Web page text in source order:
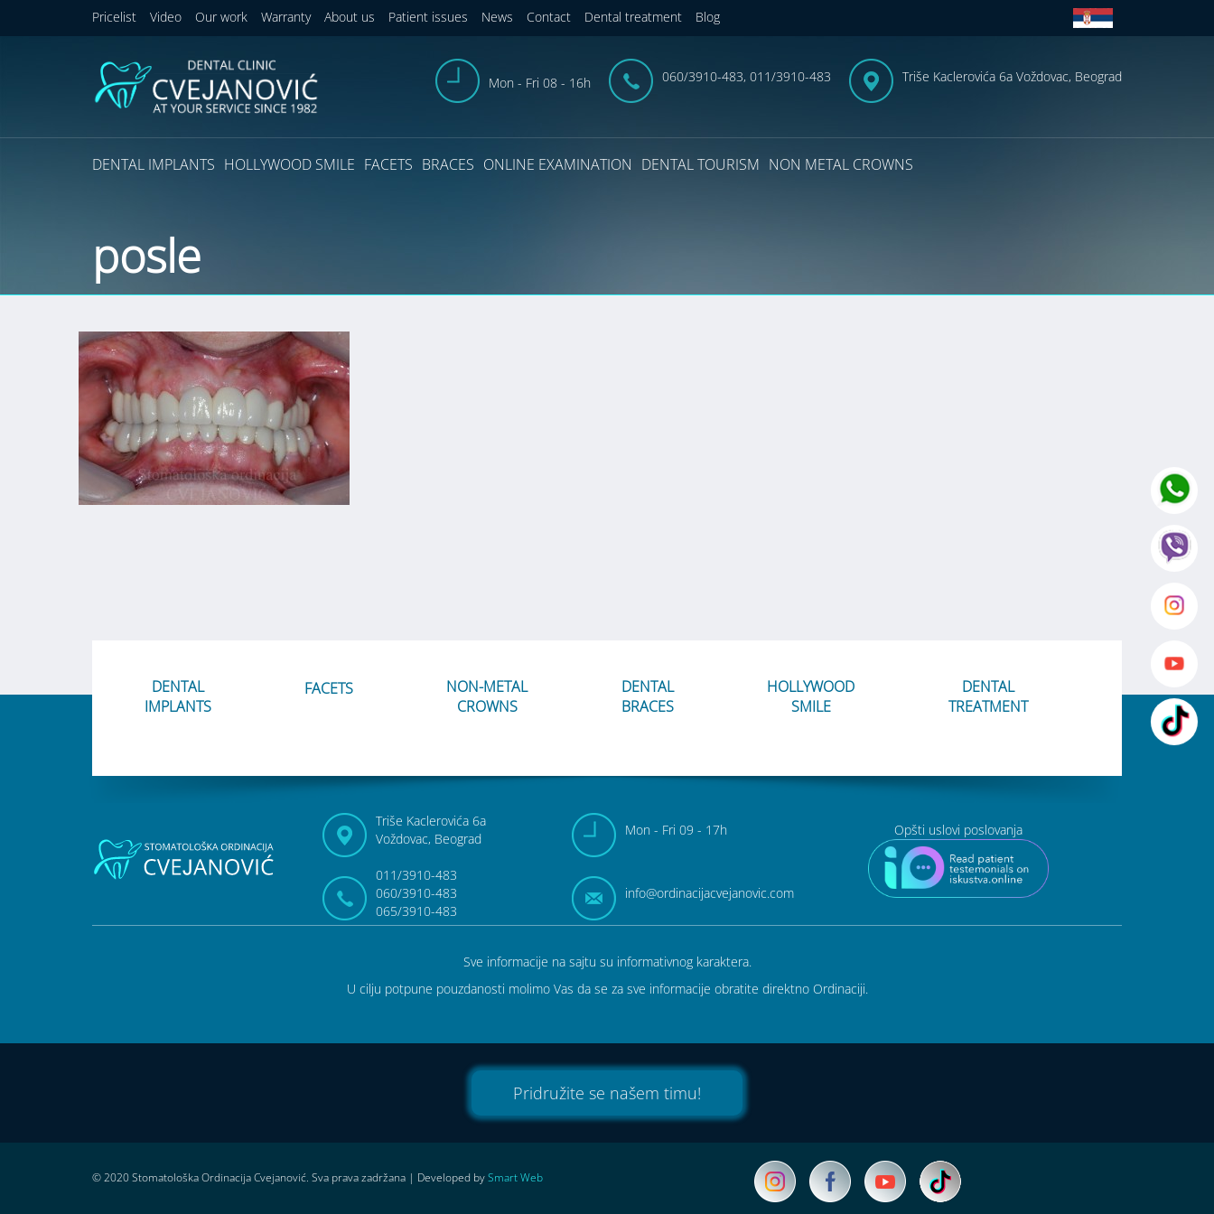
Pricelist Video Our work Warranty About us Patient issues News Contact Dental treatment Blog
Mon - Fri 08 - 16h 060/3910-483, 011/3910-483 Triše Kaclerovića 6a Voždovac, Beograd
DENTAL IMPLANTS HOLLYWOOD SMILE FACETS NON METAL CROWNS
BRACES ONLINE EXAMINATION DENTAL TOURISM
posle
DENTAL
IMPLANTS
FACETS
NON-METAL
CROWNS
DENTAL
BRACES
HOLLYWOOD
SMILE
DENTAL
TREATMENT
Triše Kaclerovića 6a
Voždovac, Beograd
Mon - Fri 09 - 17h
011/3910-483
060/3910-483
065/3910-483
info@ordinacijacvejanovic.com
Opšti uslovi poslovanja
Sve informacije na sajtu su informativnog karaktera.
U cilju potpune pouzdanosti molimo Vas da se za sve informacije obratite direktno Ordinaciji.
Pridružite se našem timu!
© 2020 Stomatološka Ordinacija Cvejanović. Sva prava zadržana | Developed bySmart Web